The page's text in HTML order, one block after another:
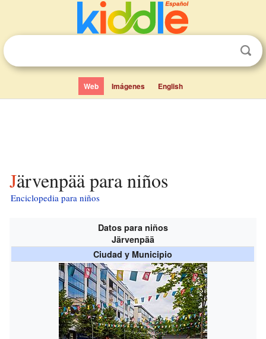
Web Imágenes English
Järvenpää para niños
Enciclopedia para niños
Datos para niños
Järvenpää
Ciudad y Municipio